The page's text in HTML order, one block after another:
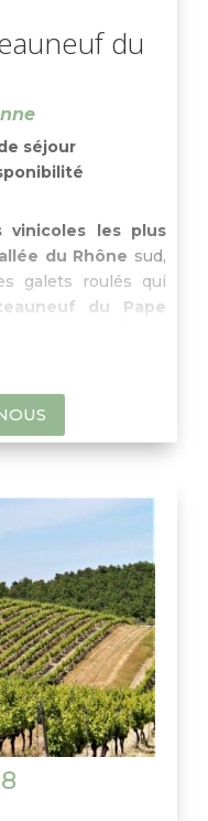
du
séjour
vinicoles les plus
du Rhône sud,
galets roulés qui
du Pape
une fois dans
d’un temps libre
historique